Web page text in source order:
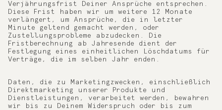
Verjährungsfrist Deiner Ansprüche entsprechen.
Diese Frist haben wir um weitere 12 Monate
verlängert, um Ansprüche, die in letzter
Minute geltend gemacht werden, oder
Zustellungsprobleme abzudecken. Die
Fristberechnung ab Jahresende dient der
Festlegung eines einheitlichen Löschdatums für
Verträge, die im selben Jahr enden.
Daten, die zu Marketingzwecken, einschließlich
Direktmarketing unserer Produkte und
Dienstleistungen, verarbeitet werden, bewahren
wir bis zu Deinem Widerspruch oder bis zum